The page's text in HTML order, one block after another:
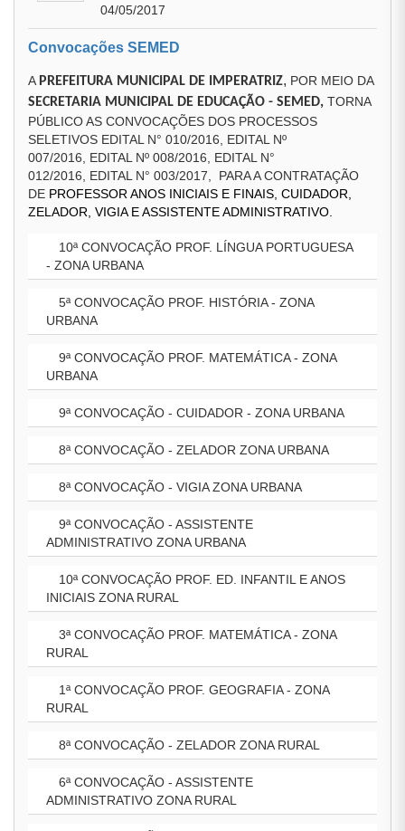
04/05/2017
Convocações SEMED
A PREFEITURA MUNICIPAL DE IMPERATRIZ, POR MEIO DA
SECRETARIA MUNICIPAL DE EDUCAÇÃO - SEMED, TORNA
PÚBLICO AS CONVOCAÇÕES DOS PROCESSOS
SELETIVOS EDITAL N° 010/2016, EDITAL Nº
007/2016, EDITAL Nº 008/2016, EDITAL N°
012/2016, EDITAL N° 003/2017, PARA A CONTRATAÇÃO
DE PROFESSOR ANOS INICIAIS E FINAIS, CUIDADOR,
ZELADOR, VIGIA E ASSISTENTE ADMINISTRATIVO.
10ª CONVOCAÇÃO PROF. LÍNGUA PORTUGUESA
- ZONA URBANA
5ª CONVOCAÇÃO PROF. HISTÓRIA - ZONA
URBANA
9ª CONVOCAÇÃO PROF. MATEMÁTICA - ZONA
URBANA
9ª CONVOCAÇÃO - CUIDADOR - ZONA URBANA
8ª CONVOCAÇÃO - ZELADOR ZONA URBANA
8ª CONVOCAÇÃO - VIGIA ZONA URBANA
9ª CONVOCAÇÃO - ASSISTENTE
ADMINISTRATIVO ZONA URBANA
10ª CONVOCAÇÃO PROF. ED. INFANTIL E ANOS
INICIAIS ZONA RURAL
3ª CONVOCAÇÃO PROF. MATEMÁTICA - ZONA
RURAL
1ª CONVOCAÇÃO PROF. GEOGRAFIA - ZONA
RURAL
8ª CONVOCAÇÃO - ZELADOR ZONA RURAL
6ª CONVOCAÇÃO - ASSISTENTE
ADMINISTRATIVO ZONA RURAL